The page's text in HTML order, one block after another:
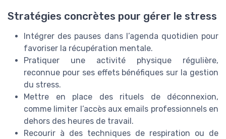
Stratégies concrètes pour gérer le stress
Intégrer des pauses dans l’agenda quotidien pour
favoriser la récupération mentale.
Pratiquer une activité physique régulière,
reconnue pour ses effets bénéfiques sur la gestion
du stress.
Mettre en place des rituels de déconnexion,
comme limiter l’accès aux emails professionnels en
dehors des heures de travail.
Recourir à des techniques de respiration ou de